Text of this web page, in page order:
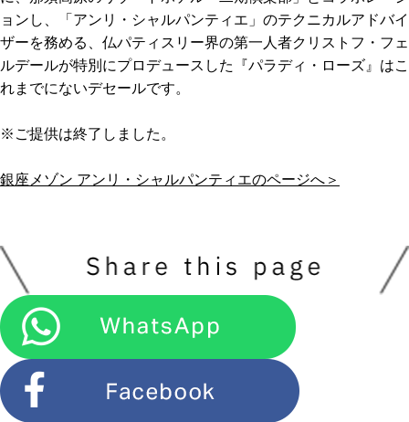
ョンし、「アンリ・シャルパンティエ」のテクニカルアドバイ
ザーを務める、仏パティスリー界の第一人者クリストフ・フェ
ルデールが特別にプロデュースした『パラディ・ローズ』はこ
れまでにないデセールです。
※ご提供は終了しました。
銀座メゾン アンリ・シャルパンティエのページへ＞